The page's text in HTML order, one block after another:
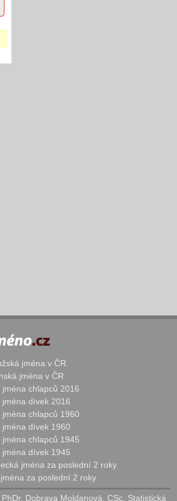
jména v ČR
jména v ČR
chlapců 2016
dívek 2016
chlapců 1960
dívek 1960
chlapců 1945
dívek 1945
jména za poslední 2 roky
za poslední 2 roky
Dobrava Moldanová, CSc. Statistická